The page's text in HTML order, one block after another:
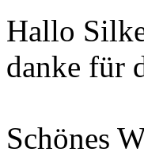
Hallo
danke für
Schönes